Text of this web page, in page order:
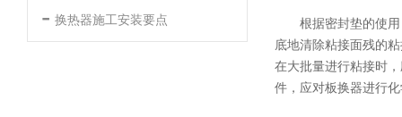
- 换热器施工安装要点
根据密封垫的使
底地清除粘接面残的
在大批量进行粘接时
件，应对板换器进行